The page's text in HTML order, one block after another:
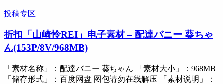
投稿专区
折扣 「山崎怜REI」电子素材 – 配達バニー 葵ちゃ
ん(153P/8V/968MB)
「素材名称」：配達バニー 葵ちゃん 「素材大小」：968MB
「储存形式」：百度网盘 图包请勿在线解压 「素材说明」：